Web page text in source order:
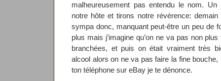
malheureusement pas entendu le nom.
notre hôte et tirons notre révérence:
sympa donc, manquant peut-être un peu de
plus mais j’imagine qu’on ne va pas non
branchées, et puis on était vraiment très
alcool alors on ne va pas faire la fine
ton téléphone sur eBay je te dénonce.